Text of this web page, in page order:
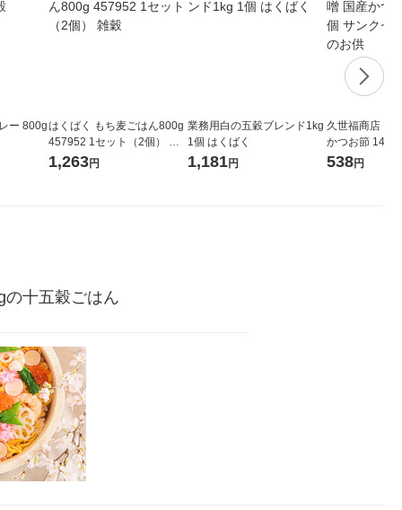
ー 800gはくばく もち麦ごはん800g
457952 1セット（2個） 雑
穀
1,263円
業務用白の五穀ブレンド1kg
1個 はくばく
1,181円
久世福商店 お
かつお節 145g
ール ごはんの
538円
の十五穀ごはん